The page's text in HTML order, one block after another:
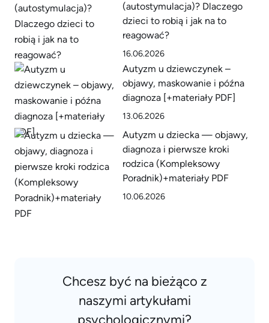
(autostymulacja)? Dlaczego
dzieci to robią i jak na to
reagować?
16.06.2026
Autyzm u dziewczynek –
objawy, maskowanie i późna
diagnoza [+materiały PDF]
13.06.2026
Autyzm u dziecka — objawy,
diagnoza i pierwsze kroki
rodzica (Kompleksowy
Poradnik)+materiały PDF
10.06.2026
Chcesz być na bieżąco z
naszymi artykułami
psychologicznymi?